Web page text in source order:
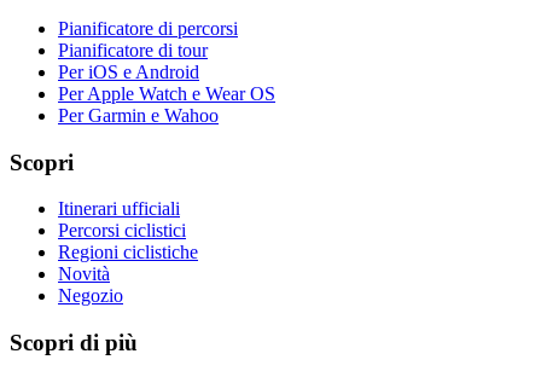
Pianificatore di percorsi
Pianificatore di tour
Per iOS e Android
Per Apple Watch e Wear OS
Per Garmin e Wahoo
Scopri
Itinerari ufficiali
Percorsi ciclistici
Regioni ciclistiche
Novità
Negozio
Scopri di più